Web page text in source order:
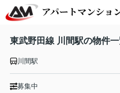
東武野田線 川間駅の物件
川間駅
募集中